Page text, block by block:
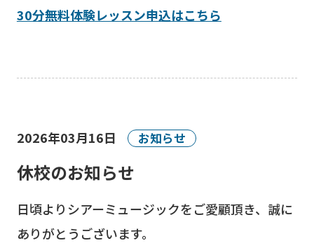
30分無料体験レッスン申込はこちら
2026年03月16日 お知らせ
休校のお知らせ
日頃よりシアーミュージックをご愛顧頂き、誠に
ありがとうございます。